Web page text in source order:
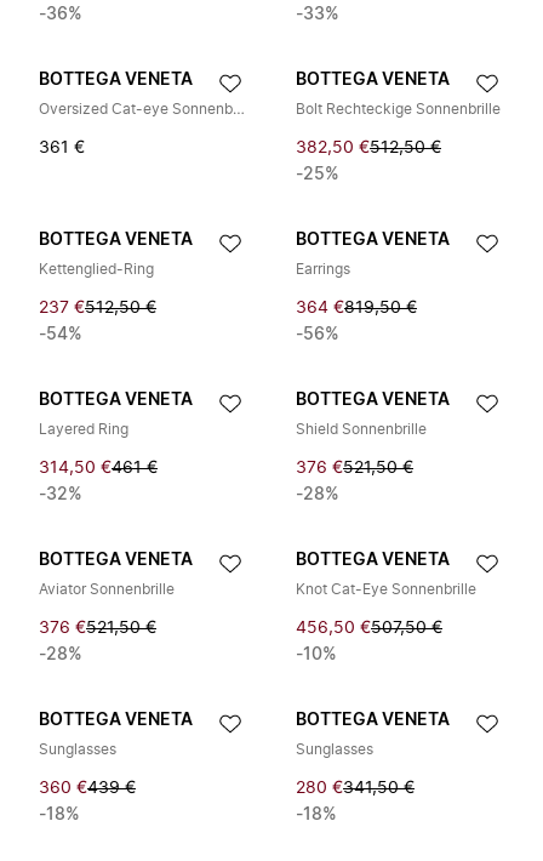
-36% -33%
BOTTEGA VENETA
Oversized Cat-eye Sonnenbrille
361 €
BOTTEGA VENETA
Bolt Rechteckige Sonnenbrille
382,50 €512,50 €
-25%
BOTTEGA VENETA
Kettenglied-Ring
237 €512,50 €
-54%
BOTTEGA VENETA
Earrings
364 €819,50 €
-56%
BOTTEGA VENETA
Layered Ring
314,50 €461 €
-32%
BOTTEGA VENETA
Shield Sonnenbrille
376 €521,50 €
-28%
BOTTEGA VENETA
Aviator Sonnenbrille
376 €521,50 €
-28%
BOTTEGA VENETA
Knot Cat-Eye Sonnenbrille
456,50 €507,50 €
-10%
BOTTEGA VENETA
Sunglasses
360 €439 €
-18%
BOTTEGA VENETA
Sunglasses
280 €341,50 €
-18%